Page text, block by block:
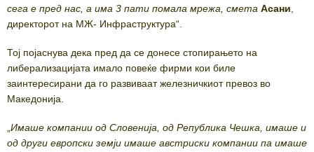
сега е пред нас, а има 3 пати помала мрежа, смета Асани,
директорот на МЖ- Инфраструктура“.
Тој појаснува дека пред да се донесе стопирањето на
либерализацијата имало повеќе фирми кои биле
заинтересирани да го развиваат железничкиот превоз во
Македонија.
„Имаше компании од Словенија, од Република Чешка, имаше и
од други европски земји имаше австриски компании па имаше